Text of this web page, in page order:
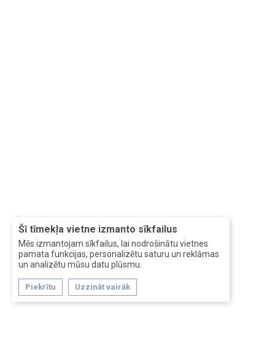
Šī tīmekļa vietne izmanto sīkfailus
Mēs izmantojam sīkfailus, lai nodrošinātu vietnes
pamata funkcijas, personalizētu saturu un reklāmas
un analizētu mūsu datu plūsmu.
Piekrītu Uzzināt vairāk